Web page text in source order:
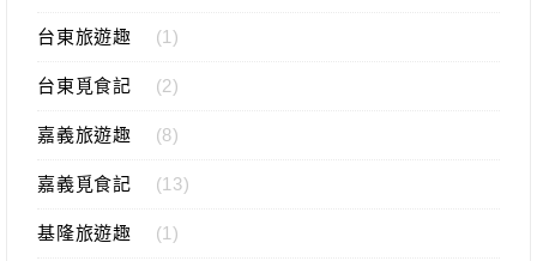
台東旅遊趣 (1)
台東覓食記 (2)
嘉義旅遊趣 (8)
嘉義覓食記 (13)
基隆旅遊趣 (1)